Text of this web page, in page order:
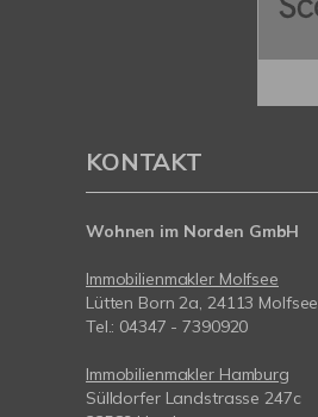
KONTAKT
Wohnen im Norden GmbH
Immobilienmakler Molfsee
Lütten Born 2a, 24113 Molfsee
Tel.: 04347 - 7390920
Immobilienmakler Hamburg
Sülldorfer Landstrasse 247c